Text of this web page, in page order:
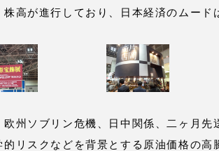
株高が進行しており、日本経済のムード
州ソブリン危機、日中関係、二ヶ月先
的リスクなどを背景とする原油価格の